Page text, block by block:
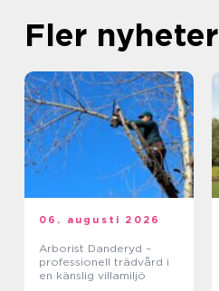
Fler nyheter
06. augusti 2026
Arborist Danderyd –
professionell trädvård i
en känslig villamiljö